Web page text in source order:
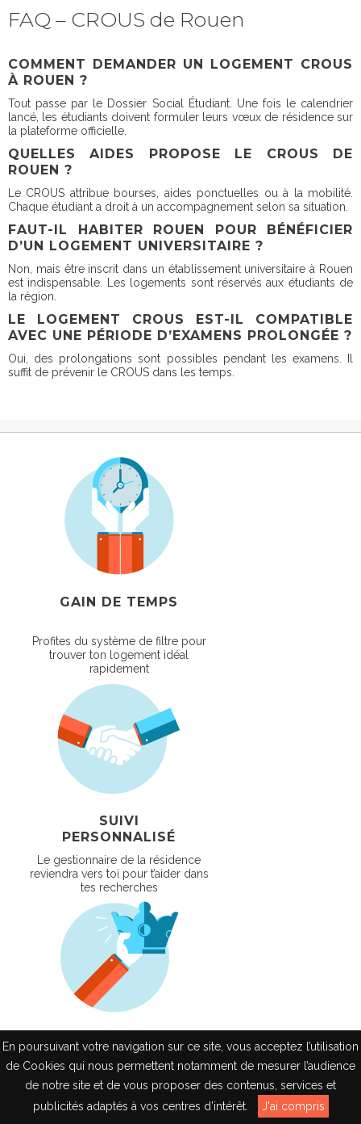
En poursuivant votre navigation sur ce site, vous acceptez l’utilisation
de Cookies qui nous permettent notamment de mesurer l’audience
de notre site et de vous proposer des contenus, services et
publicités adaptés à vos centres d’intérêt.
J'ai compris
FAQ – CROUS de Rouen
COMMENT DEMANDER UN LOGEMENT CROUS
À ROUEN ?
Tout passe par le Dossier Social Étudiant. Une fois le calendrier
lancé, les étudiants doivent formuler leurs vœux de résidence sur
la plateforme officielle.
QUELLES AIDES PROPOSE LE CROUS DE
ROUEN ?
Le CROUS attribue bourses, aides ponctuelles ou à la mobilité.
Chaque étudiant a droit à un accompagnement selon sa situation.
FAUT-IL HABITER ROUEN POUR BÉNÉFICIER
D’UN LOGEMENT UNIVERSITAIRE ?
Non, mais être inscrit dans un établissement universitaire à Rouen
est indispensable. Les logements sont réservés aux étudiants de
la région.
LE LOGEMENT CROUS EST-IL COMPATIBLE
AVEC UNE PÉRIODE D’EXAMENS PROLONGÉE ?
Oui, des prolongations sont possibles pendant les examens. Il
suffit de prévenir le CROUS dans les temps.
GAIN DE TEMPS
Profites du système de filtre pour
trouver ton logement idéal
rapidement
SUIVI
PERSONNALISÉ
Le gestionnaire de la résidence
reviendra vers toi pour t’aider dans
tes recherches
RÉSIDENCES DE
QUALITÉ
Les meilleures prestations
proposées par nos résidences
partenaires